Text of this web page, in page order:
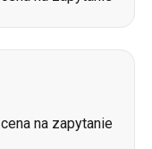
cena na zapytanie